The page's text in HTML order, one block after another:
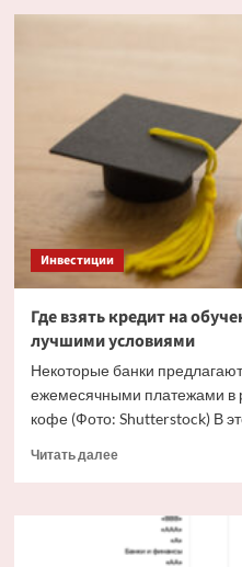
С
по
будут
привязывать
ИНН
физлица.
Что
это
значит
Инвестиции
Где взять кредит на
лучшими условиями
Некоторые банки
ежемесячными платежами в
кофе (Фото: Shutterstock) В
Читать далееПрочитать
кредит